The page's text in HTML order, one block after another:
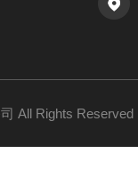
司 All Rights